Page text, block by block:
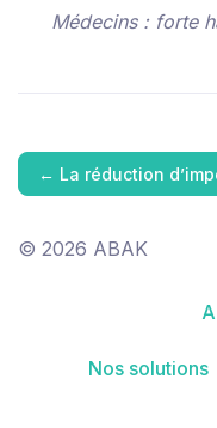
Médecins : forte
← La réduction
© 2026 ABAK
Nos solutions